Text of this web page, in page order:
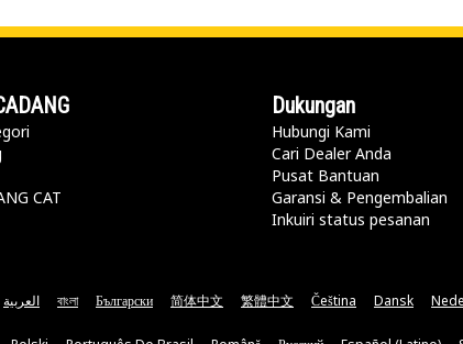
CAT
Dukungan
Hubungi Kami
Cari Dealer Anda
Pusat Bantuan
Garansi & Pengembalian
Inkuiri status pesanan
العربية বাংলা Български 简体中文 繁體中文 Čeština Dansk